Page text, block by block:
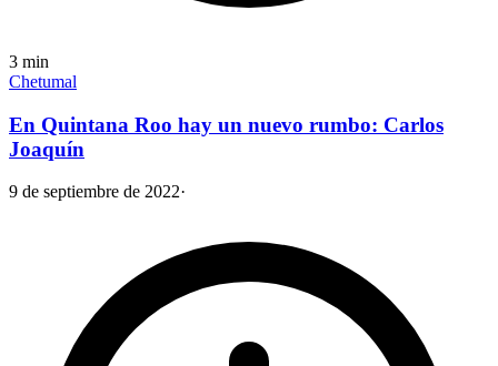
3 min
Chetumal
En Quintana Roo hay un nuevo rumbo: Carlos
Joaquín
9 de septiembre de 2022·